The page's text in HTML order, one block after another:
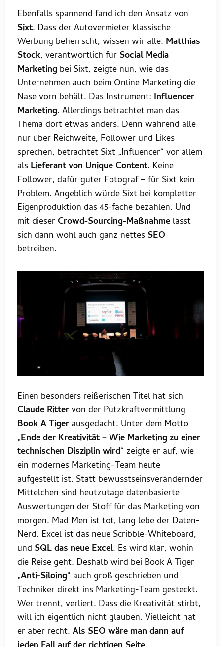
Ebenfalls spannend fand ich den Ansatz von
Sixt. Dass der Autovermieter klassische
Werbung beherrscht, wissen wir alle. Matthias
Stock, verantwortlich für Social Media
Marketing bei Sixt, zeigte nun, wie das
Unternehmen auch beim Online Marketing die
Nase vorn behält. Das Instrument: Influencer
Marketing. Allerdings betrachtet man das
Thema dort etwas anders. Denn während alle
nur über Reichweite, Follower und Likes
sprechen, betrachtet Sixt „Influencer“ vor allem
als Lieferant von Unique Content. Keine
Follower, dafür guter Fotograf – für Sixt kein
Problem. Angeblich würde Sixt bei kompletter
Eigenproduktion das 45-fache bezahlen. Und
mit dieser Crowd-Sourcing-Maßnahme lässt
sich dann wohl auch ganz nettes SEO
betreiben.
Einen besonders reißerischen Titel hat sich
Claude Rittervon der Putzkraftvermittlung
Book A Tiger ausgedacht. Unter dem Motto
„Ende der Kreativität – Wie Marketing zu einer
technischen Disziplin wird“ zeigte er auf, wie
ein modernes Marketing-Team heute
aufgestellt ist. Statt bewusstseinsverändernder
Mittelchen sind heutzutage datenbasierte
Auswertungen der Stoff für das Marketing von
morgen. Mad Men ist tot, lang lebe der Daten-
Nerd. Excel ist das neue Scribble-Whiteboard,
und SQL das neue Excel. Es wird klar, wohin
die Reise geht. Deshalb wird bei Book A Tiger
„Anti-Siloing“ auch groß geschrieben und
Techniker direkt ins Marketing-Team gesteckt.
Wer trennt, verliert. Dass die Kreativität stirbt,
will ich eigentlich nicht glauben. Vielleicht hat
er aber recht. Als SEO wäre man dann auf